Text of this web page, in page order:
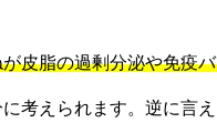
皮脂の過剰分泌や免疫
考えられます。逆に言